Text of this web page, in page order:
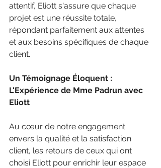
attentif, Eliott s'assure que chaque
projet est une réussite totale,
répondant parfaitement aux attentes
et aux besoins spécifiques de chaque
client.
Un Témoignage Éloquent :
L'Expérience de Mme Padrun avec
Eliott
Au cœur de notre engagement
envers la qualité et la satisfaction
client, les retours de ceux qui ont
choisi Eliott pour enrichir leur espace